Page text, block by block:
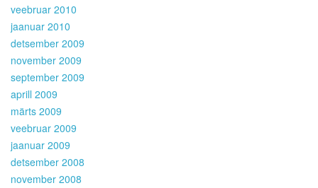
veebruar 2010
jaanuar 2010
detsember 2009
november 2009
september 2009
aprill 2009
märts 2009
veebruar 2009
jaanuar 2009
detsember 2008
november 2008